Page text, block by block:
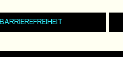
BARRIEREFREIHEIT